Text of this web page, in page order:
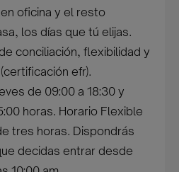
oficina y el resto
los días que tú elijas.
conciliación, flexibilidad y
efr).
de 09:00 a 18:30 y
horas. Horario Flexible
tres horas. Dispondrás
decidas entrar desde